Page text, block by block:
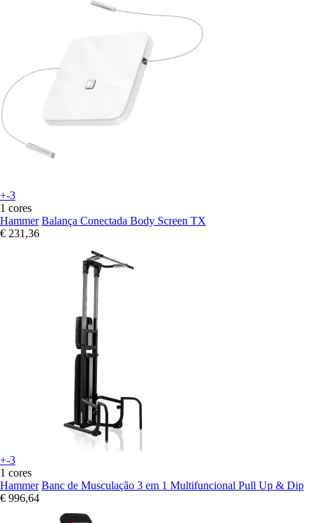
+-3
1 cores
Hammer Balança Conectada Body Screen TX
€ 231,36
+-3
1 cores
Hammer Banc de Musculação 3 em 1 Multifuncional Pull Up & Dip
€ 996,64